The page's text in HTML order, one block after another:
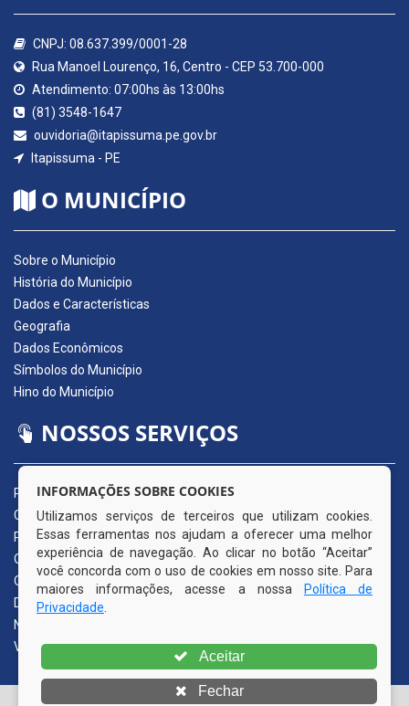
CNPJ: 08.637.399/0001-28
Rua Manoel Lourenço, 16, Centro - CEP 53.700-000
Atendimento: 07:00hs às 13:00hs
(81) 3548-1647
ouvidoria@itapissuma.pe.gov.br
Itapissuma - PE
O MUNICÍPIO
Sobre o Município
História do Município
Dados e Características
Geografia
Dados Econômicos
Símbolos do Município
Hino do Município
NOSSOS SERVIÇOS
Portal da Transparência
Carta de Serviços ao Usuário
Pedido de Acesso à Informação (e-SIC)
Ouvidoria Municipal
Quadro de Avisos
Diário Oficial da AMUPE
Nota Fiscal Eletrônica
Validador Nota Fiscal
INFORMAÇÕES SOBRE COOKIES
Utilizamos serviços de terceiros que utilizam cookies.
Essas ferramentas nos ajudam a oferecer uma melhor
experiência de navegação. Ao clicar no botão “Aceitar”
você concorda com o uso de cookies em nosso site. Para
maiores informações, acesse a nossa
Política de
Privacidade
Aceitar
Fechar